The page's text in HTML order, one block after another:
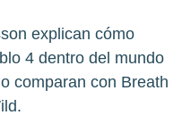
explican cómo
4 dentro del mundo
comparan con Breath